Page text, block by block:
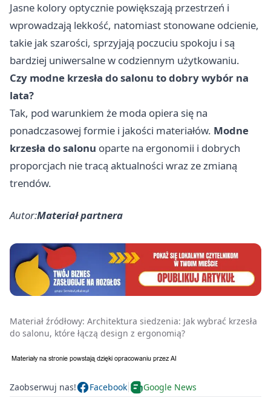
Jasne kolory optycznie powiększają przestrzeń i
wprowadzają lekkość, natomiast stonowane odcienie,
takie jak szarości, sprzyjają poczuciu spokoju i są
bardziej uniwersalne w codziennym użytkowaniu.
Czy modne krzesła do salonu to dobry wybór na
lata?
Tak, pod warunkiem że moda opiera się na
ponadczasowej formie i jakości materiałów. Modne
krzesła do salonu oparte na ergonomii i dobrych
proporcjach nie tracą aktualności wraz ze zmianą
trendów.
Autor:Materiał partnera
Materiał źródłowy: Architektura siedzenia: Jak wybrać krzesła
do salonu, które łączą design z ergonomią?
Zaobserwuj nas! Facebook Google News